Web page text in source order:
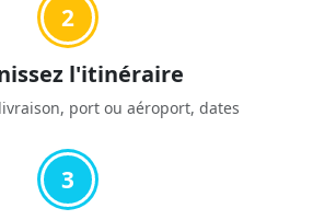
2
l'itinéraire
port ou aéroport, dates
3